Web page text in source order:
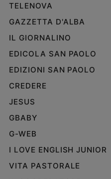
TELENOVA
GAZZETTA D'ALBA
IL GIORNALINO
EDICOLA SAN PAOLO
EDIZIONI SAN PAOLO
CREDERE
JESUS
GBABY
G-WEB
I LOVE ENGLISH JUNIOR
VITA PASTORALE